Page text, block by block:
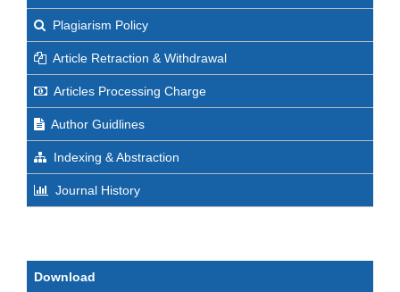
Plagiarism Policy
Article Retraction & Withdrawal
Articles Processing Charge
Author Guidlines
Indexing & Abstraction
Journal History
Download